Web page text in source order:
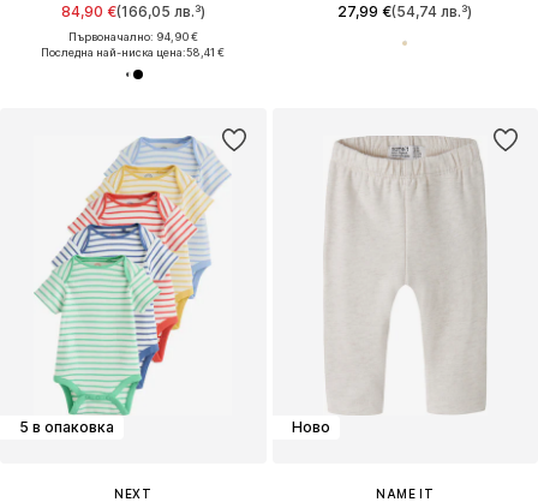
84,90 €(166,05 лв.³)
Първоначално: 94,90 €
Последна най-ниска цена:58,41 €
27,99 €(54,74 лв.³)
5 в опаковка
NEXT
Ново
NAME IT